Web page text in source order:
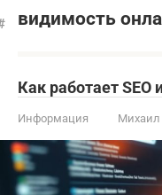
видимость
Как работает SEO
Информация Михаил